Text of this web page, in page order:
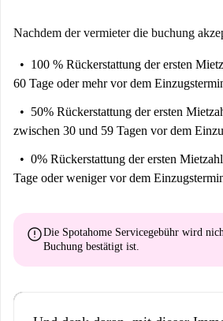
Nein
Nein
NB. Nach Bestätigung Ihrer Buchung werden
Sie um die Zahlung der Kaution und der
Monat bitten (sofern diese nicht bereits in der
Miete enthalten sind). Sie erhalten außerdem
Vorgehen beim Vertragsabschluss.
Nachdem der vermieter die buchung
100 % Rückerstattung der ersten
60 Tage oder mehr vor dem
50% Rückerstattung der ersten
zwischen 30 und 59 Tagen vor dem
0% Rückerstattung der ersten
Tage oder weniger vor dem
errorDie Spotahome Servicegebühr wird
Buchung bestätigt ist.